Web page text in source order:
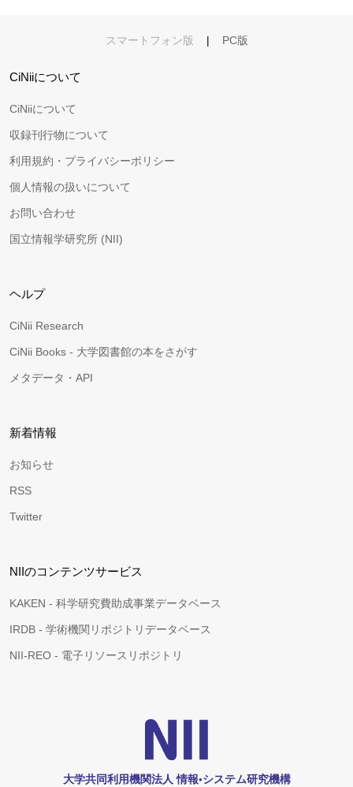
スマートフォン版 | PC版
CiNiiについて
CiNiiについて
収録刊行物について
利用規約・プライバシーポリシー
個人情報の扱いについて
お問い合わせ
国立情報学研究所 (NII)
ヘルプ
CiNii Research
CiNii Books - 大学図書館の本をさがす
メタデータ・API
新着情報
お知らせ
RSS
Twitter
NIIのコンテンツサービス
KAKEN - 科学研究費助成事業データベース
IRDB - 学術機関リポジトリデータベース
NII-REO - 電子リソースリポジトリ
大学共同利用機関法人 情報•システム研究機構